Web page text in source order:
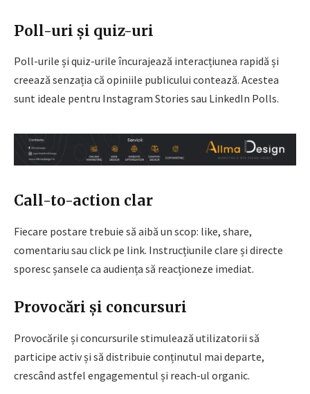
Poll-uri și quiz-uri
Poll-urile și quiz-urile încurajează interacțiunea rapidă și
creează senzația că opiniile publicului contează. Acestea
sunt ideale pentru Instagram Stories sau LinkedIn Polls.
Call-to-action clar
Fiecare postare trebuie să aibă un scop: like, share,
comentariu sau click pe link. Instrucțiunile clare și directe
sporesc șansele ca audiența să reacționeze imediat.
Provocări și concursuri
Provocările și concursurile stimulează utilizatorii să
participe activ și să distribuie conținutul mai departe,
crescând astfel engagementul și reach-ul organic.